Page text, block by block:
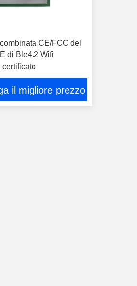
CE/FCC del
di Ble4.2 Wifi
certificato
il migliore prezzo